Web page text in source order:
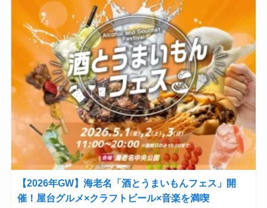
【2026年GW】海老名「酒とうまいもんフェス」開
催！屋台グルメ×クラフトビール×音楽を満喫